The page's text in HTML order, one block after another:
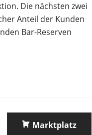
Die nächsten zwei
Anteil der Kunden
Bar-Reserven
Marktplatz